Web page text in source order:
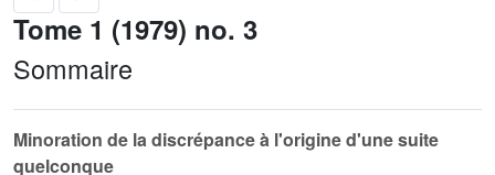
Tome 1 (1979) no. 3
Sommaire
Minoration de la discrépance à l'origine d'une suite
quelconque